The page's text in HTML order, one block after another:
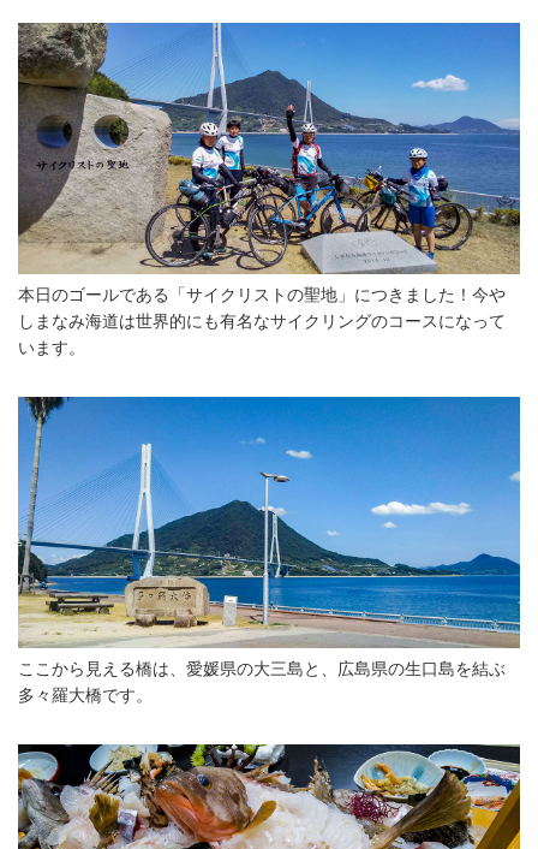
本日のゴールである「サイクリストの聖地」につきました！今や
しまなみ海道は世界的にも有名なサイクリングのコースになって
います。
ここから見える橋は、愛媛県の大三島と、広島県の生口島を結ぶ
多々羅大橋です。